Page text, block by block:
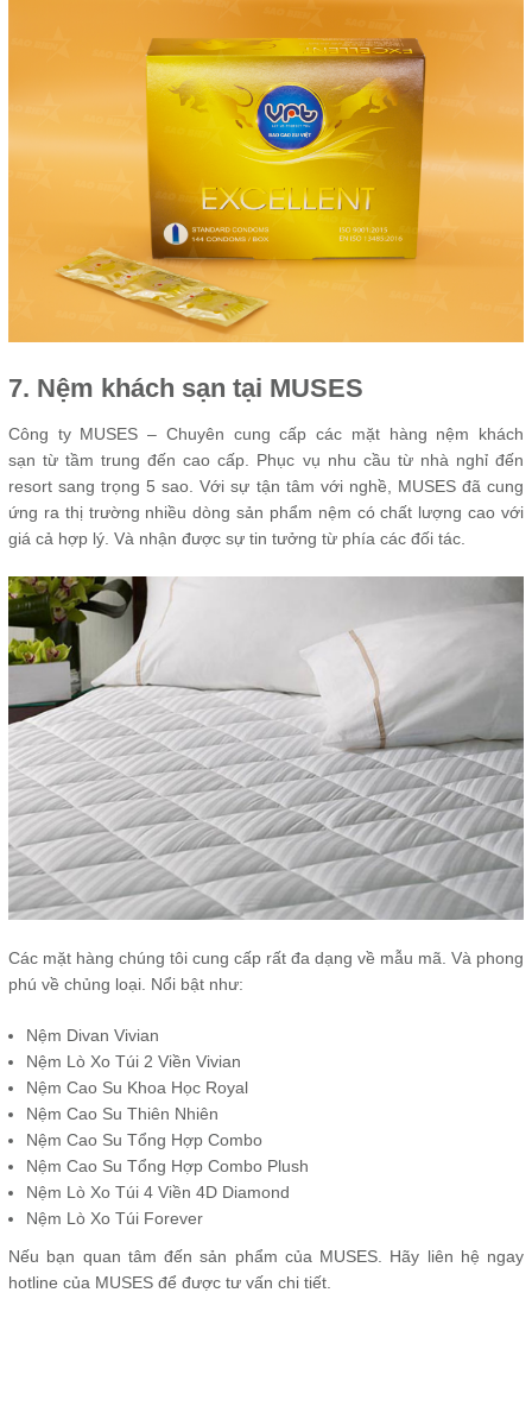
7. Nệm khách sạn tại MUSES
Công ty MUSES – Chuyên cung cấp các mặt hàng nệm khách
sạn từ tầm trung đến cao cấp. Phục vụ nhu cầu từ nhà nghỉ đến
resort sang trọng 5 sao. Với sự tận tâm với nghề, MUSES đã cung
ứng ra thị trường nhiều dòng sản phẩm nệm có chất lượng cao với
giá cả hợp lý. Và nhận được sự tin tưởng từ phía các đối tác.
Các mặt hàng chúng tôi cung cấp rất đa dạng về mẫu mã. Và phong
phú về chủng loại. Nổi bật như:
Nệm Divan Vivian
Nệm Lò Xo Túi 2 Viền Vivian
Nệm Cao Su Khoa Học Royal
Nệm Cao Su Thiên Nhiên
Nệm Cao Su Tổng Hợp Combo
Nệm Cao Su Tổng Hợp Combo Plush
Nệm Lò Xo Túi 4 Viền 4D Diamond
Nệm Lò Xo Túi Forever
Nếu bạn quan tâm đến sản phẩm của MUSES. Hãy liên hệ ngay
hotline của MUSES để được tư vấn chi tiết.